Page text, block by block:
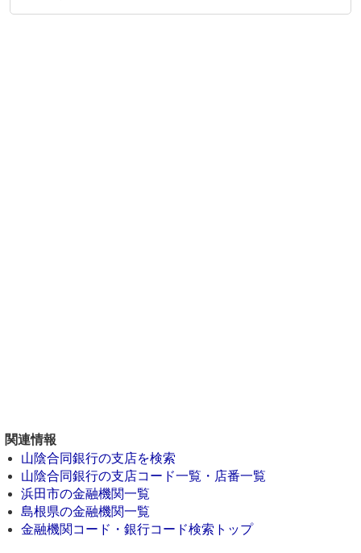
関連情報
山陰合同銀行の支店を検索
山陰合同銀行の支店コード一覧・店番一覧
浜田市の金融機関一覧
島根県の金融機関一覧
金融機関コード・銀行コード検索トップ